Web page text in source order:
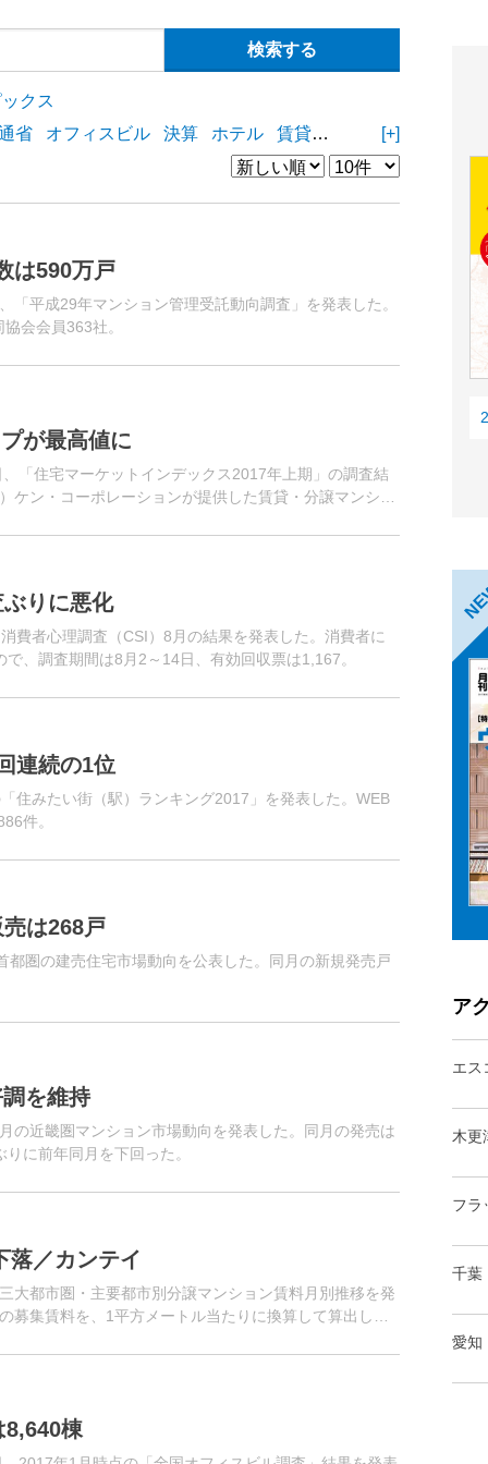
クス
省
オフィスビル 決算 ホテル 賃貸住宅 物流施設
[+]
は590万戸
「平成29年マンション管理受託動向調査」を発表した。
会会員363社。
が最高値に
「住宅マーケットインデックス2017年上期」の調査結
ケン・コーポレーションが提供した賃貸・分譲マンショ
りに悪化
費者心理調査（CSI）8月の結果を発表した。消費者に
、調査期間は8月2～14日、有効回収票は1,167。
連続の1位
住みたい街（駅）ランキング2017」を発表した。WEB
件。
は268戸
圏の建売住宅市場動向を公表した。同月の新規発売戸
を維持
の近畿圏マンション市場動向を発表した。同月の発売は
に前年同月を下回った。
落／カンテイ
大都市圏・主要都市別分譲マンション賃料月別推移を発
募集賃料を、1平方メートル当たりに換算して算出した
8,640棟
ア
エス
木更
フラ
千葉
愛知